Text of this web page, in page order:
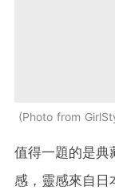
Photo from
值得一題的是典
感，靈感來自